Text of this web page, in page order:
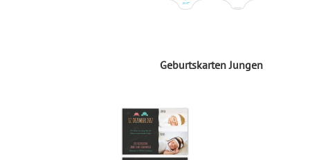
Geburtskarten Jungen